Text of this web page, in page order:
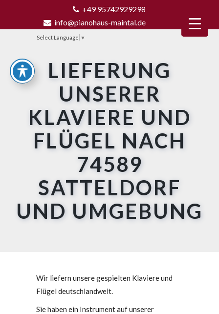
+49 95742929298
info@pianohaus-maintal.de
Select Language ▼
LIEFERUNG
UNSERER
KLAVIERE UND
FLÜGEL NACH
74589
SATTELDORF
UND UMGEBUNG
Wir liefern unsere gespielten Klaviere und
Flügel deutschlandweit.
Sie haben ein Instrument auf unserer